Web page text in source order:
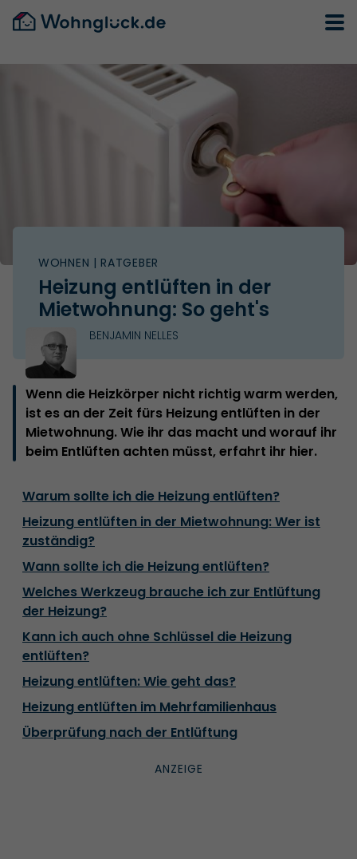
WOHNEN | RATGEBER
Heizung entlüften in der
Mietwohnung: So geht's
BENJAMIN NELLES
Wenn die Heizkörper nicht richtig warm werden,
ist es an der Zeit fürs Heizung entlüften in der
Mietwohnung. Wie ihr das macht und worauf ihr
beim Entlüften achten müsst, erfahrt ihr hier.
Warum sollte ich die Heizung entlüften?
Heizung entlüften in der Mietwohnung: Wer ist
zuständig?
Wann sollte ich die Heizung entlüften?
Welches Werkzeug brauche ich zur Entlüftung
der Heizung?
Kann ich auch ohne Schlüssel die Heizung
entlüften?
Heizung entlüften: Wie geht das?
Heizung entlüften im Mehrfamilienhaus
Überprüfung nach der Entlüftung